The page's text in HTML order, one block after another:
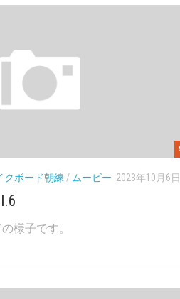
クボード朝練 / ムービー 2023年10月6日
様子です。